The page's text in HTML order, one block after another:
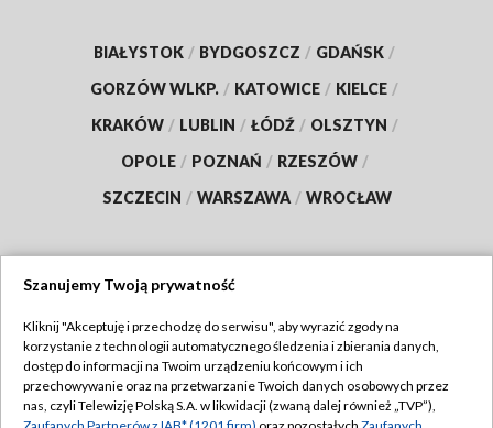
BIAŁYSTOK / BYDGOSZCZ / GDAŃSK /
GORZÓW WLKP. / KATOWICE / KIELCE /
KRAKÓW / LUBLIN / ŁÓDŹ / OLSZTYN /
OPOLE / POZNAŃ / RZESZÓW /
SZCZECIN / WARSZAWA / WROCŁAW
TVP
Abonament TVP
Emisja w TVP
Regulamin TVP
Szanujemy Twoją prywatność
Kliknij "Akceptuję i przechodzę do serwisu", aby wyrazić zgody na
korzystanie z technologii automatycznego śledzenia i zbierania danych,
dostęp do informacji na Twoim urządzeniu końcowym i ich
przechowywanie oraz na przetwarzanie Twoich danych osobowych przez
nas, czyli Telewizję Polską S.A. w likwidacji (zwaną dalej również „TVP”),